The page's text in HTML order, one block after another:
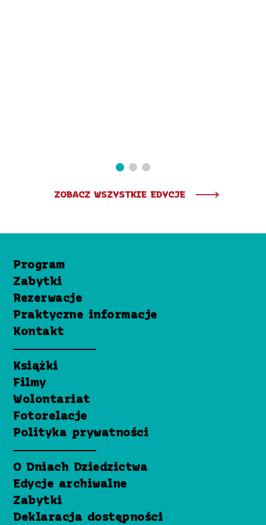
ZOBACZ WSZYSTKIE EDYCJE
Program
Zabytki
Rezerwacje
Praktyczne informacje
Kontakt
Książki
Filmy
Wolontariat
Fotorelacje
Polityka prywatności
O Dniach Dziedzictwa
Edycje archiwalne
Zabytki
Deklaracja dostępności